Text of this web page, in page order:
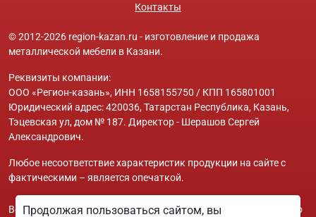
Контакты
© 2012-2026 region-kazan.ru - изготовление и продажа
металлической мебели в Казани.
Реквизиты компании:
ООО «Регион-казань», ИНН 1658155750 / КПП 165801001
Юридический адрес: 420036, Татарстан Республика, Казань,
Тэцевская ул, дом № 187. Директор - Шерашов Сергей
Александрович.
Любое несоответствие характеристик продукции на сайте с
фактическими – является опечаткой.
Вся информация на сайте region-kazan.ru носит исключительно
Продолжая пользоваться сайтом, вы